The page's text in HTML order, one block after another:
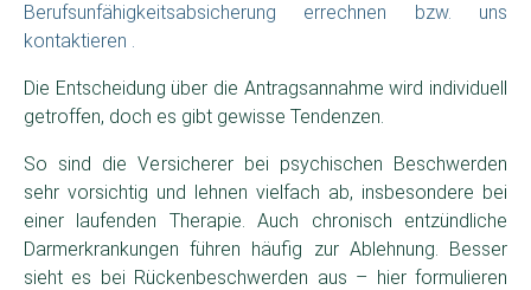
Berufsunfähigkeitsabsicherung errechnen bzw. uns
kontaktieren .
Die Entscheidung über die Antragsannahme wird individuell
getroffen, doch es gibt gewisse Tendenzen.
So sind die Versicherer bei psychischen Beschwerden
sehr vorsichtig und lehnen vielfach ab, insbesondere bei
einer laufenden Therapie. Auch chronisch entzündliche
Darmerkrankungen führen häufig zur Ablehnung. Besser
sieht es bei Rückenbeschwerden aus – hier formulieren